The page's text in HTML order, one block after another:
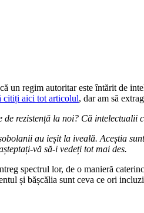
un regim autoritar este întărit de
citiți aici tot articolul, dar am să
rezistență la noi? Că intelectualii
au ieșit la iveală. Aceștia
vă să-i vedeți tot mai des.
spectrul lor, de o manieră
și bășcălia sunt ceva ce ori